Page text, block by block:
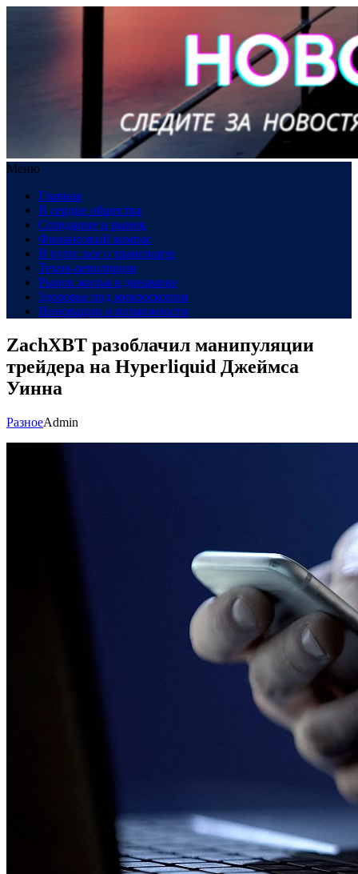
Меню
Главная
В сердце общества
Созидание и рынок
Финансовый компас
В пути: все о транспорте
Техно-революция
Рынок жилья в динамике
Здоровье под микроскопом
Инновации и возможности
ZachXBT разоблачил манипуляции
трейдера на Hyperliquid Джеймса
Уинна
РазноеAdmin